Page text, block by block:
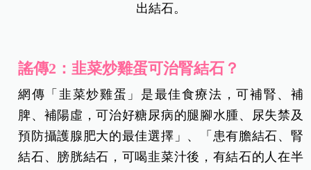
出結石。
謠傳2：韭菜炒雞蛋可治腎結石？
網傳「韭菜炒雞蛋」是最佳食療法，可補腎、補
脾、補陽虛，可治好糖尿病的腿腳水腫、尿失禁及
預防攝護腺肥大的最佳選擇」、「患有膽結石、腎
結石、膀胱結石，可喝韭菜汁後，有結石的人在半